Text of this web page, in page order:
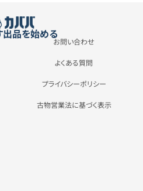
出品を始める
お問い合わせ
よくある質問
プライバシーポリシー
古物営業法に基づく表示